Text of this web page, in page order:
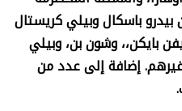
باسكال وبيلي كريستال
بايكن،، وشون بن، وبيلي
إضافة إلى عدد من